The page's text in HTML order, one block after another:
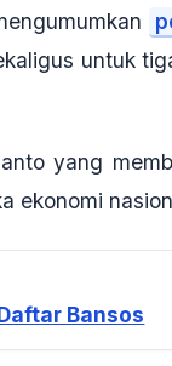
untuk
yang
ekonomi
Bansos